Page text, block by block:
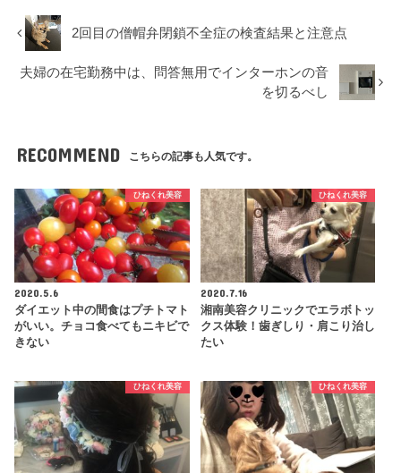
2回目の僧帽弁閉鎖不全症の検査結果と注意点
夫婦の在宅勤務中は、問答無用でインターホンの音
を切るべし
RECOMMEND こちらの記事も人気です。
ひねくれ美容
2020.5.6
ダイエット中の間食はプチトマト
がいい。チョコ食べてもニキビで
きない
ひねくれ美容
2020.7.16
湘南美容クリニックでエラボトッ
クス体験！歯ぎしり・肩こり治し
たい
ひねくれ美容 ひねくれ美容